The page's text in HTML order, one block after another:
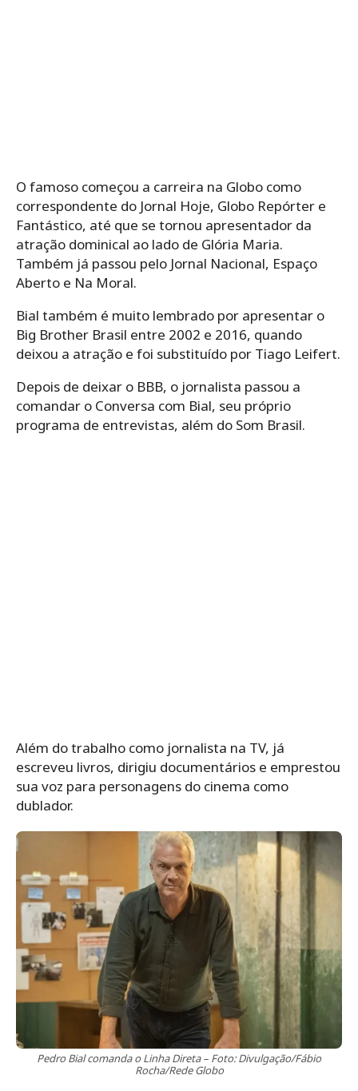
O famoso começou a carreira na Globo como
correspondente do Jornal Hoje, Globo Repórter e
Fantástico, até que se tornou apresentador da
atração dominical ao lado de Glória Maria.
Também já passou pelo Jornal Nacional, Espaço
Aberto e Na Moral.
Bial também é muito lembrado por apresentar o
Big Brother Brasil entre 2002 e 2016, quando
deixou a atração e foi substituído por Tiago Leifert.
Depois de deixar o BBB, o jornalista passou a
comandar o Conversa com Bial, seu próprio
programa de entrevistas, além do Som Brasil.
Além do trabalho como jornalista na TV, já
escreveu livros, dirigiu documentários e emprestou
sua voz para personagens do cinema como
dublador.
Pedro Bial comanda o Linha Direta – Foto: Divulgação/Fábio
Rocha/Rede Globo